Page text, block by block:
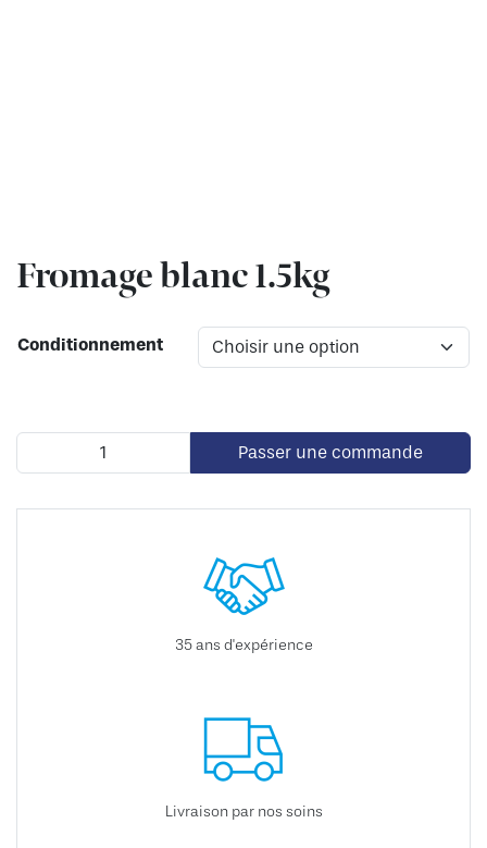
Fromage blanc 1.5kg
Conditionnement
Passer une commande
35 ans d'expérience
Livraison par nos soins